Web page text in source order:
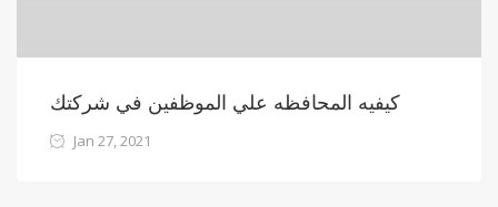
كيفيه المحافظه علي الموظفين في شركتك
Jan 27, 2021